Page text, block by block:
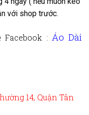
với shop trước.
Facebook : Áo Dài
14, Quận Tân